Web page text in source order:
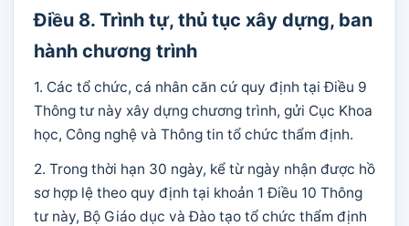
Điều 8. Trình tự, thủ tục xây dựng, ban
hành chương trình
1. Các tổ chức, cá nhân căn cứ quy định tại Điều 9
Thông tư này xây dựng chương trình, gửi Cục Khoa
học, Công nghệ và Thông tin tổ chức thẩm định.
2. Trong thời hạn 30 ngày, kể từ ngày nhận được hồ
sơ hợp lệ theo quy định tại khoản 1 Điều 10 Thông
tư này, Bộ Giáo dục và Đào tạo tổ chức thẩm định